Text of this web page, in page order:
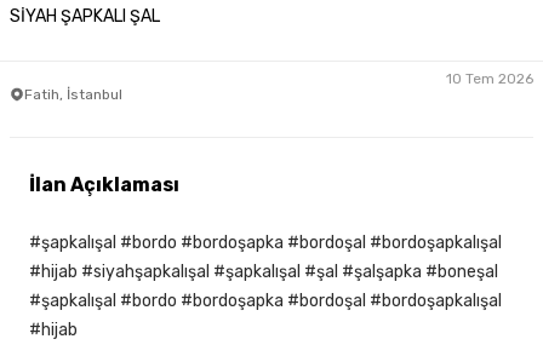
SİYAH ŞAPKALI ŞAL
Fatih, İstanbul
10 Tem 2026
İlan Açıklaması
#şapkalışal #bordo #bordoşapka #bordoşal #bordoşapkalışal
#hijab #siyahşapkalışal #şapkalışal #şal #şalşapka #boneşal
#şapkalışal #bordo #bordoşapka #bordoşal #bordoşapkalışal
#hijab